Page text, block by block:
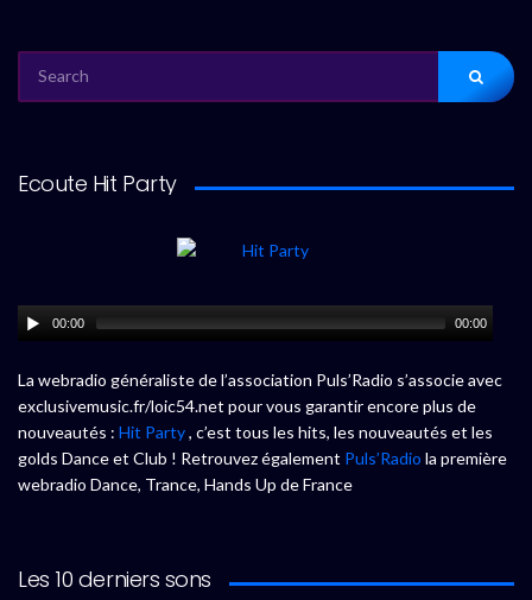
FOR:
Ecoute Hit Party
00:00 00:00
La webradio généraliste de l’association Puls’Radio s’associe avec
exclusivemusic.fr/loic54.net pour vous garantir encore plus de
nouveautés : Hit Party, c’est tous les hits, les nouveautés et les
golds Dance et Club ! Retrouvez également Puls’Radio la première
webradio Dance, Trance, Hands Up de France
Les 10 derniers sons